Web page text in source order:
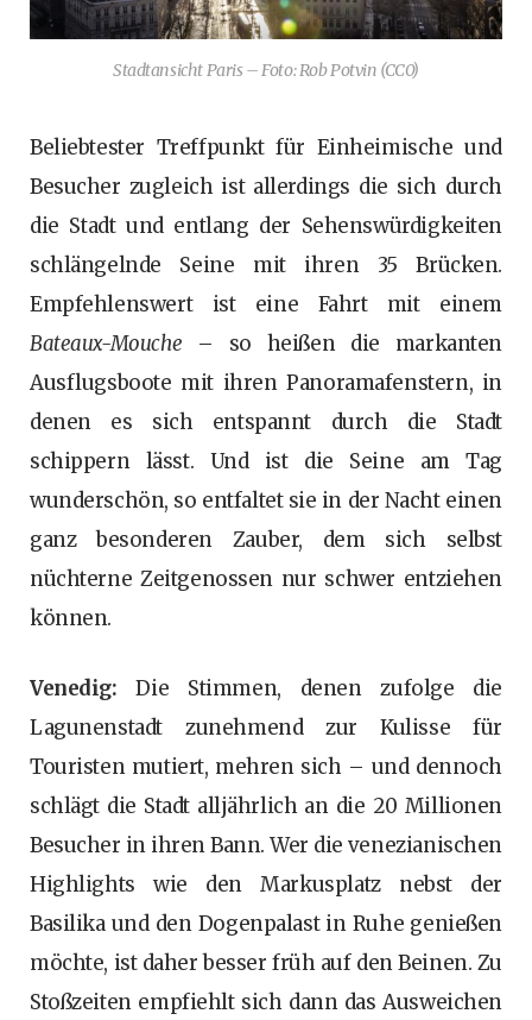
Stadtansicht Paris – Foto: Rob Potvin (CC0)
Beliebtester Treffpunkt für Einheimische und
Besucher zugleich ist allerdings die sich durch
die Stadt und entlang der Sehenswürdigkeiten
schlängelnde Seine mit ihren 35 Brücken.
Empfehlenswert ist eine Fahrt mit einem
Bateaux-Mouche – so heißen die markanten
Ausflugsboote mit ihren Panoramafenstern, in
denen es sich entspannt durch die Stadt
schippern lässt. Und ist die Seine am Tag
wunderschön, so entfaltet sie in der Nacht einen
ganz besonderen Zauber, dem sich selbst
nüchterne Zeitgenossen nur schwer entziehen
können.
Venedig: Die Stimmen, denen zufolge die
Lagunenstadt zunehmend zur Kulisse für
Touristen mutiert, mehren sich – und dennoch
schlägt die Stadt alljährlich an die 20 Millionen
Besucher in ihren Bann. Wer die venezianischen
Highlights wie den Markusplatz nebst der
Basilika und den Dogenpalast in Ruhe genießen
möchte, ist daher besser früh auf den Beinen. Zu
Stoßzeiten empfiehlt sich dann das Ausweichen